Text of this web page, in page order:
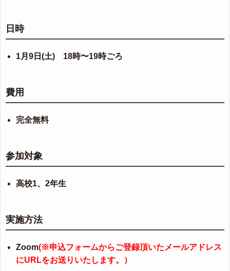
日時
1月9日(土) 18時〜19時ごろ
費用
完全無料
参加対象
高校1、2年生
実施方法
Zoom(※申込フォームからご登録頂いたメールアドレス
にURLをお送りいたします。）